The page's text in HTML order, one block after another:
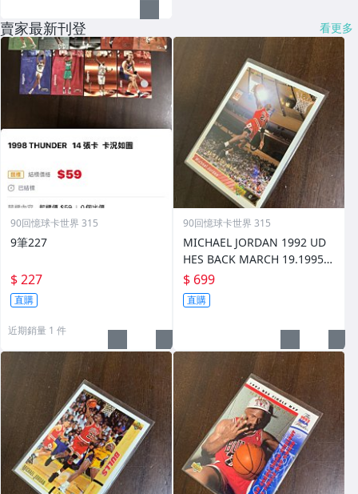
賣家最新刊登 看更多
90回憶球卡世界 315
9筆227
$ 227
直購
近期銷量 1 件
90回憶球卡世界 315
MICHAEL JORDAN 1992 UD
HES BACK MARCH 19.1995
復出金字版 前後圖
$ 699
直購